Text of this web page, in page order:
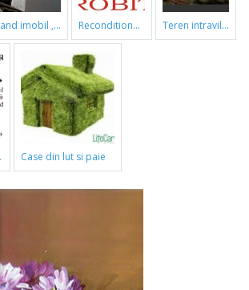
vand imobil ,790m,piata gorjului,pret negociabil reconditionari cazi de baie teren intravilan
case din lut si paie